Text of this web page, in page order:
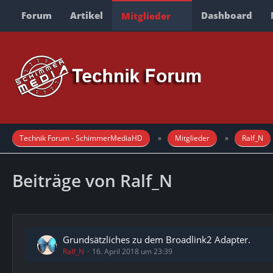
Forum Artikel Mitglieder Dashboard
Technik Forum - SchimmerMediaHD Mitglieder Ralf_N
Beiträge von Ralf_N
Grundsätzliches zu dem Broadlink2 Adapter.
Ralf_N 16. April 2018 um 23:39